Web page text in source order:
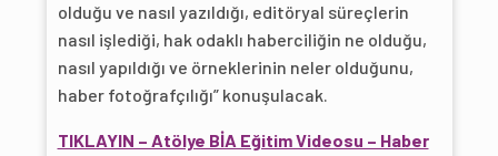
olduğu ve nasıl yazıldığı, editöryal süreçlerin
nasıl işlediği, hak odaklı haberciliğin ne olduğu,
nasıl yapıldığı ve örneklerinin neler olduğunu,
haber fotoğrafçılığı” konuşulacak.
TIKLAYIN – Atölye BİA Eğitim Videosu – Haber